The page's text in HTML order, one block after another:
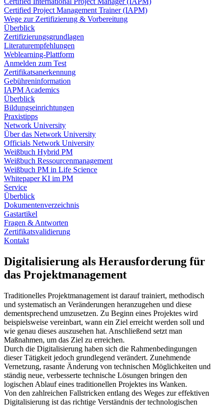
Certified Project Management Trainer (IAPM)
Wege zur Zertifizierung & Vorbereitung
Überblick
Zertifizierungsgrundlagen
Literaturempfehlungen
Weblearning-Plattform
Anmelden zum Test
Zertifikatsanerkennung
Gebühreninformation
IAPM Academics
Überblick
Bildungseinrichtungen
Praxistipps
Network University
Über das Network University
Officials Network University
Weißbuch Hybrid PM
Weißbuch Ressourcenmanagement
Weißbuch PM in Life Science
Whitepaper KI im PM
Service
Überblick
Dokumentenverzeichnis
Gastartikel
Fragen & Antworten
Zertifikatsvalidierung
Kontakt
Digitalisierung als Herausforderung für
das Projektmanagement
Traditionelles Projektmanagement ist darauf trainiert, methodisch
und systematisch an Veränderungen heranzugehen und diese
dementsprechend umzusetzen. Zu Beginn eines Projektes wird
beispielsweise vereinbart, wann ein Ziel erreicht werden soll und
wie genau dieses auszusehen hat. Anschließend setzt man
Maßnahmen, um das Ziel zu erreichen.
Durch die Digitalisierung haben sich die Rahmenbedingungen
dieser Tätigkeit jedoch grundlegend verändert. Zunehmende
Vernetzung, rasante Änderung von technischen Möglichkeiten und
ständig neue, verbesserte technische Lösungen bringen den
logischen Ablauf eines traditionellen Projektes ins Wanken.
Von den zahlreichen Fallstricken entlang des Weges zur effektiven
Digitalisierung ist das richtige Verständnis der technologischen